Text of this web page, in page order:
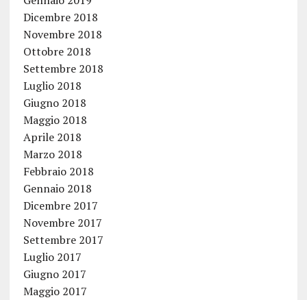
Dicembre 2018
Novembre 2018
Ottobre 2018
Settembre 2018
Luglio 2018
Giugno 2018
Maggio 2018
Aprile 2018
Marzo 2018
Febbraio 2018
Gennaio 2018
Dicembre 2017
Novembre 2017
Settembre 2017
Luglio 2017
Giugno 2017
Maggio 2017